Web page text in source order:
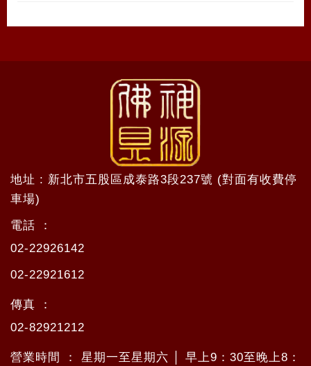
地址 : 新北市五股區成泰路3段237號 (對面有收費停
車場)
電話 ：
02-22926142
02-22921612
傳真 ：
02-82921212
營業時間 ： 星期一至星期六 │ 早上9：30至晚上8：